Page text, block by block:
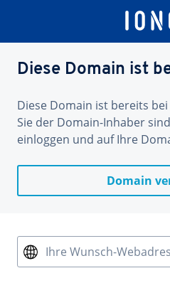
Diese Domain ist
Diese Domain ist bereits
Sie der Domain-Inhaber
einloggen und auf Ihre
Domain
Ihre Wunsch-